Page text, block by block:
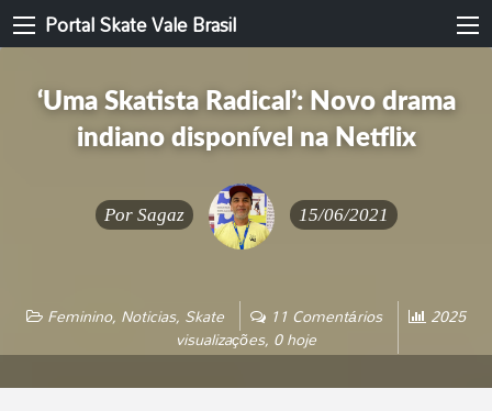
Portal Skate Vale Brasil
‘Uma Skatista Radical’: Novo drama
indiano disponível na Netflix
Por Sagaz 15/06/2021
Feminino, Noticias, Skate 11 Comentários 2025
visualizações, 0 hoje